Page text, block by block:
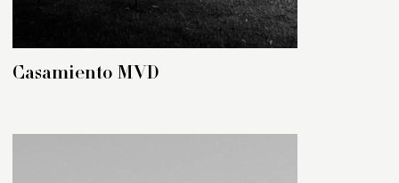
Casamiento MVD